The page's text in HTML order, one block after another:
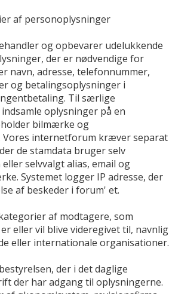
af personoplysninger
og opbevarer udelukkende
der er nødvendige for
navn, adresse, telefonnummer,
og betalingsoplysninger i
Til særlige
oplysninger på en
bilmærke og
Vores internetforum kræver separat
de stamdata bruger selv
selvvalgt alias, email og
Systemet logger IP adresse, der
af beskeder i forum' et.
af modtagere, som
eller vil blive videregivet til, navnlig
eller internationale organisationer.
der i det daglige
der har adgang til oplysningerne.